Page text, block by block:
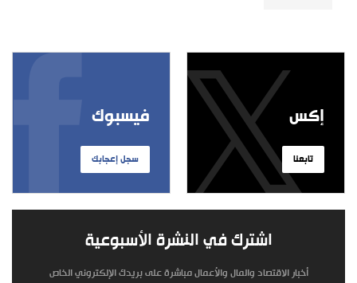
فيسبوك
سجل إعجابك
إكس
تابعنا
اشترك في النشرة الأسبوعية
أخبار الاقتصاد والمال والأعمال مباشرة على بريدك الإلكتروني الخاص